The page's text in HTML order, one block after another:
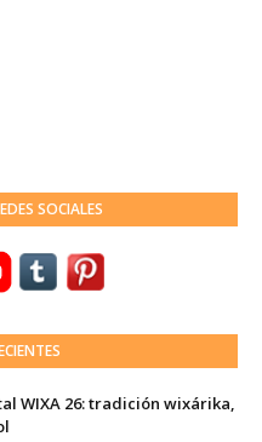
SOCIALES
WIXA 26: tradición wixárika,